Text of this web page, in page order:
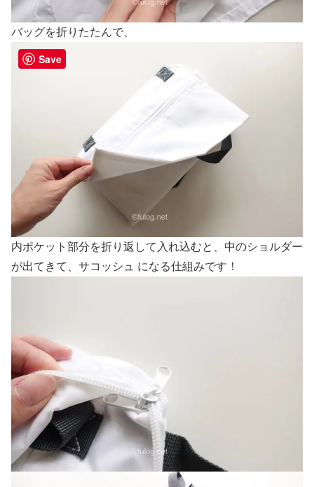
バッグを折りたたんで、
内ポケット部分を折り返して入れ込むと、中のショルダー
が出てきて、サコッシュ になる仕組みです！
Save